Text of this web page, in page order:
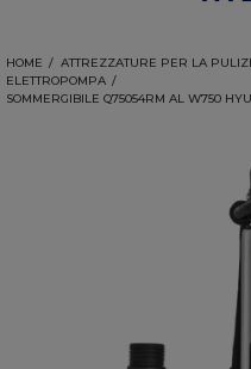
HOME
ATTREZZATURE PER LA
ELETTROPOMPA
SOMMERGIBILE Q75054RM AL W750